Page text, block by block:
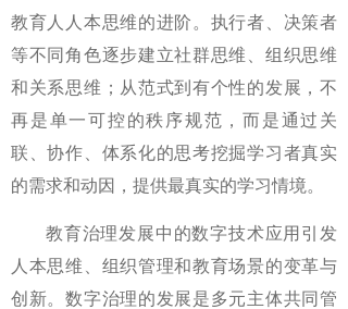
教育人人本思维的进阶。执行者、决策者
等不同角色逐步建立社群思维、组织思维
和关系思维；从范式到有个性的发展，不
再是单一可控的秩序规范，而是通过关
联、协作、体系化的思考挖掘学习者真实
的需求和动因，提供最真实的学习情境。
教育治理发展中的数字技术应用引发
人本思维、组织管理和教育场景的变革与
创新。数字治理的发展是多元主体共同管